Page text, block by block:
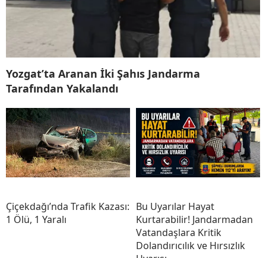
Yozgat’ta Aranan İki Şahıs Jandarma
Tarafından Yakalandı
Çiçekdağı’nda Trafik Kazası:
1 Ölü, 1 Yaralı
Bu Uyarılar Hayat
Kurtarabilir! Jandarmadan
Vatandaşlara Kritik
Dolandırıcılık ve Hırsızlık